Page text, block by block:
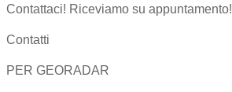
Contattaci! Riceviamo su appuntamento!
Contatti
PER GEORADAR